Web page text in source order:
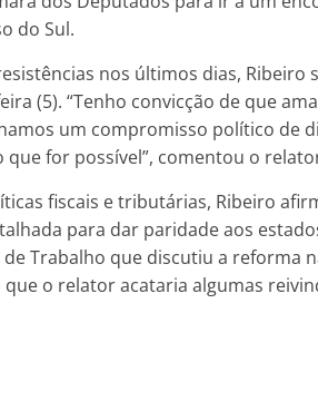
do Sul.
nos últimos dias, Ribeiro
(5). “Tenho convicção de que
um compromisso político de
for possível”, comentou o
fiscais e tributárias, Ribeiro
para dar paridade aos
Trabalho que discutiu a reforma
o relator acataria algumas